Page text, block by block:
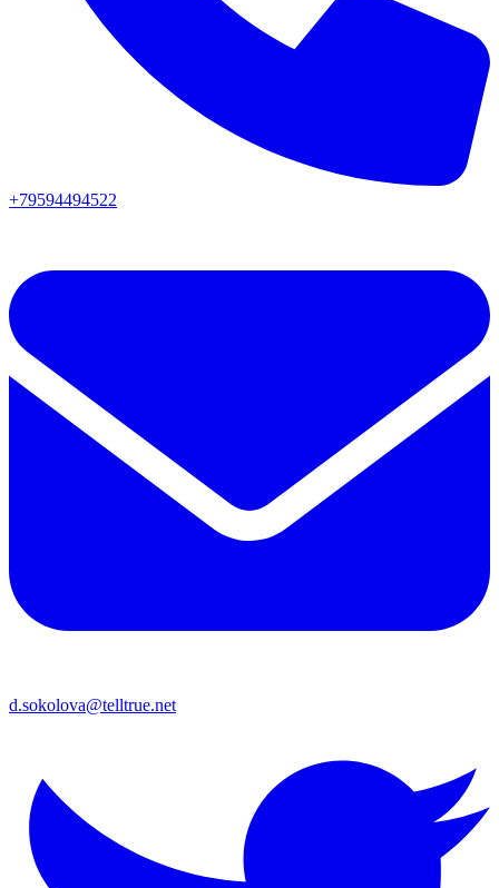
+79594494522
d.sokolova@telltrue.net